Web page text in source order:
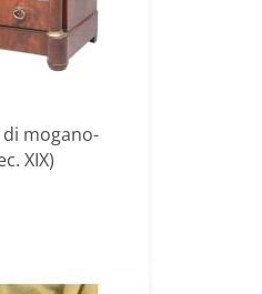
mogano-
XIX)